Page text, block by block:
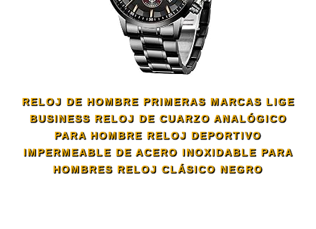
RELOJ DE HOMBRE PRIMERAS MARCAS LIGE
BUSINESS RELOJ DE CUARZO ANALÓGICO
PARA HOMBRE RELOJ DEPORTIVO
IMPERMEABLE DE ACERO INOXIDABLE PARA
HOMBRES RELOJ CLÁSICO NEGRO